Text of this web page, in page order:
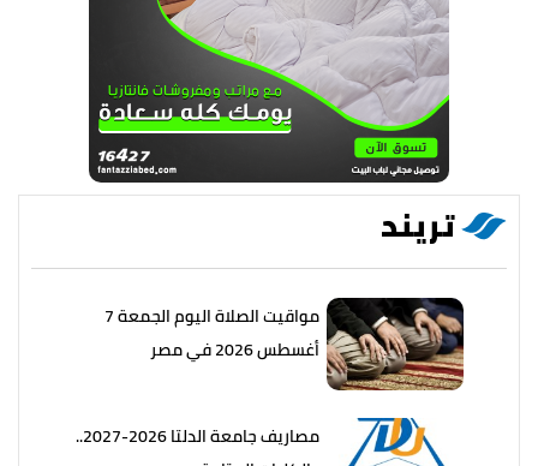
تريند
مواقيت الصلاة اليوم الجمعة 7
أغسطس 2026 في مصر
مصاريف جامعة الدلتا 2026-2027..